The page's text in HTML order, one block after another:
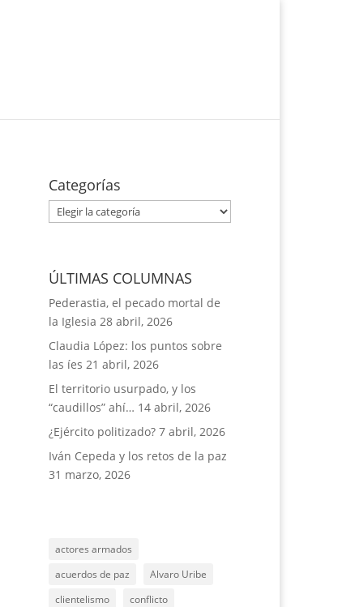
Categorías
Categorías
ÚLTIMAS COLUMNAS
Pederastia, el pecado mortal de
la Iglesia 28 abril, 2026
Claudia López: los puntos sobre
las íes 21 abril, 2026
El territorio usurpado, y los
“caudillos” ahí… 14 abril, 2026
¿Ejército politizado? 7 abril, 2026
Iván Cepeda y los retos de la paz
31 marzo, 2026
actores armados
acuerdos de paz
Alvaro Uribe
clientelismo
conflicto